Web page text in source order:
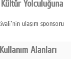
Yolculuğuna
ulaşım sponsoru
Alanları